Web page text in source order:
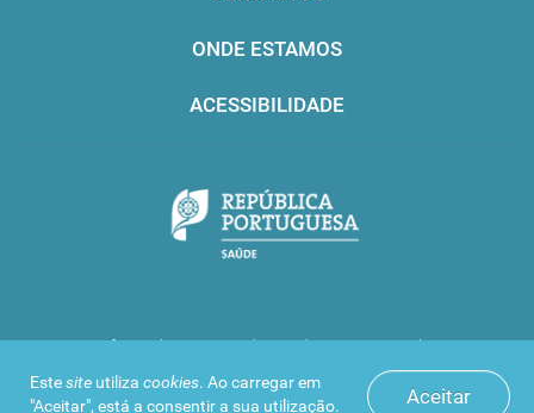
Aceitar
Estesite utiliza cookies. Ao carregar em
"Aceitar", está a consentir a sua utilização.
ONDE ESTAMOS
ACESSIBILIDADE
Infarmed © 2016. Todos os direitos reservados